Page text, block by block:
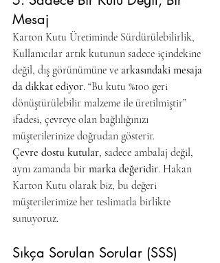
Mesaj
Karton Kutu Üretiminde Sürdürülebilirlik,
Kullanıcılar artık kutunun sadece içindekine
değil, dış görünümüne ve arkasındaki mesaja
da dikkat ediyor. “Bu kutu %100 geri
dönüştürülebilir malzeme ile üretilmiştir”
ifadesi, çevreye olan bağlılığınızı
müşterilerinize doğrudan gösterir.
Çevre dostu kutular, sadece ambalaj değil,
aynı zamanda bir marka değeridir. Hakan
Karton Kutu olarak biz, bu değeri
müşterilerimize her teslimatla birlikte
sunuyoruz.
Sıkça Sorulan Sorular (SSS)